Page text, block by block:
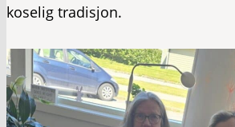
koselig tradisjon.